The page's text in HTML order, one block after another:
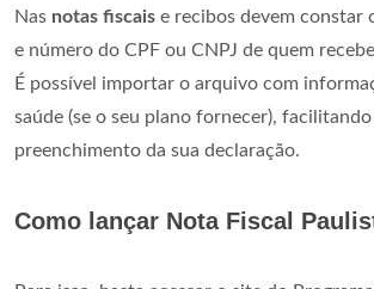
Nas notas fiscais e recibos devem constar
e número do CPF ou CNPJ de quem
É possível importar o arquivo com
saúde (se o seu plano fornecer), facilitando
preenchimento da sua declaração.
Como lançar Nota Fiscal